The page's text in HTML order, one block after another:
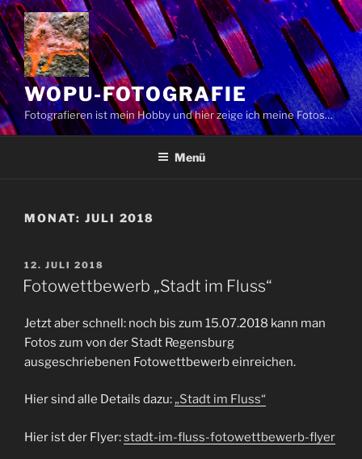
Zum
Inhalt
springen
WOPU-FOTOGRAFIE
Fotografieren ist mein Hobby und hier zeige ich meine Fotos…
Menü
MONAT: JULI 2018
VERÖFFENTLICHT
AM
12. JULI 2018
Fotowettbewerb „Stadt im Fluss“
Jetzt aber schnell: noch bis zum 15.07.2018 kann man
Fotos zum von der Stadt Regensburg
ausgeschriebenen Fotowettbewerb einreichen.
Hier sind alle Details dazu: „Stadt im Fluss“
Hier ist der Flyer:stadt-im-fluss-fotowettbewerb-flyer